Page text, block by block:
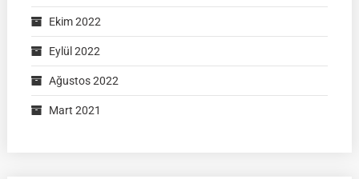
Ekim 2022
Eylül 2022
Ağustos 2022
Mart 2021